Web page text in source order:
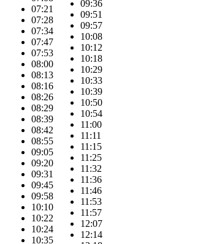
07:21
07:28
07:34
07:47
07:53
08:00
08:13
08:16
08:26
08:29
08:39
08:42
08:55
09:05
09:20
09:31
09:45
09:58
10:10
10:22
10:24
10:35
09:36
09:51
09:57
10:08
10:12
10:18
10:29
10:33
10:39
10:50
10:54
11:00
11:11
11:15
11:25
11:32
11:36
11:46
11:53
11:57
12:07
12:14